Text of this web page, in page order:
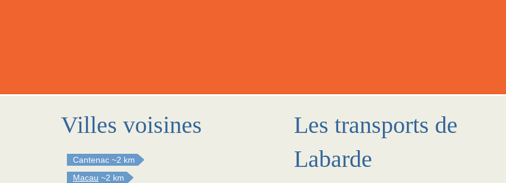
Villes voisines
Cantenac ~2 km
Macau ~2 km
Les transports de
Labarde